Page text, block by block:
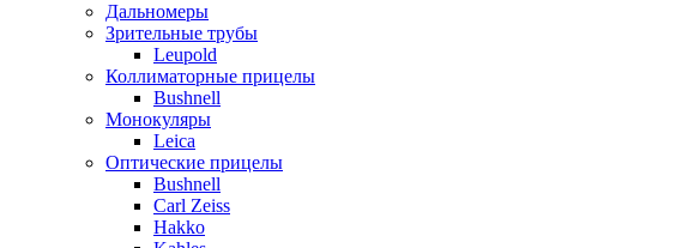
Дальномеры
Зрительные трубы
Leupold
Коллиматорные прицелы
Bushnell
Монокуляры
Leica
Оптические прицелы
Bushnell
Carl Zeiss
Hakko